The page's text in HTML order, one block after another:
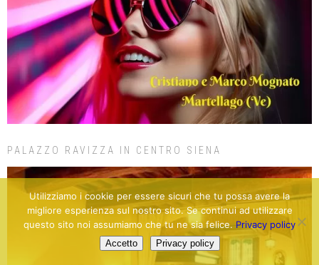
PALAZZO RAVIZZA IN CENTRO SIENA
Utilizziamo i cookie per essere sicuri che tu possa avere la
migliore esperienza sul nostro sito. Se continui ad utilizzare
questo sito noi assumiamo che tu ne sia felice.Privacy policy
Accetto Privacy policy